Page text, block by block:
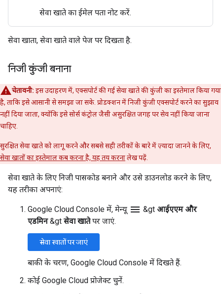
सेवा खाते का ईमेल पता नोट करें.
सेवा खाता, सेवा खाते वाले पेज पर दिखता है.
निजी कुंजी बनाना
चेतावनी: इस उदाहरण में, एक्सपोर्ट की गई सेवा खाते की कुंजी का इस्तेमाल किया गया
है, ताकि इसे आसानी से समझा जा सके. प्रोडक्शन में निजी कुंजी एक्सपोर्ट करने का सुझाव
नहीं दिया जाता, क्योंकि इसे सोर्स कंट्रोल जैसी असुरक्षित जगह पर सेव नहीं किया जाना
चाहिए.
सुरक्षित सेवा खाते को लागू करने और सबसे सही तरीकों के बारे में ज़्यादा जानने के लिए,
सेवा खातों का इस्तेमाल कब करना है, यह तय करनालेख पढ़ें.
सेवा खाते के लिए निजी पासकोड बनाने और उसे डाउनलोड करने के लिए,
यह तरीका अपनाएं:
Google Cloud Console में, मेन्यू menu &gt आईएएम और
एडमिन &gt सेवा खातेपर जाएं.
सेवा खातों पर जाएं
बाकी के चरण, Google Cloud Console में दिखते हैं.
कोई Google Cloud प्रोजेक्ट चुनें.